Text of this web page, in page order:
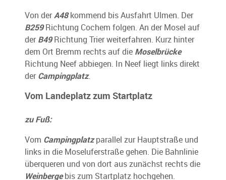
Von derA48kommend bis Ausfahrt Ulmen. Der
B259Richtung Cochem folgen. An der Mosel auf
der B49Richtung Trier weiterfahren. Kurz hinter
dem Ort Bremm rechts auf die Moselbrücke
Richtung Neef abbiegen. In Neef liegt links direkt
der Campingplatz.
Vom Landeplatz zum Startplatz
zu Fuß:
Vom Campingplatzparallel zur Hauptstraße und
links in die Moseluferstraße gehen. Die Bahnlinie
überqueren und von dort aus zunächst rechts die
Weinbergebis zum Startplatz hochgehen.